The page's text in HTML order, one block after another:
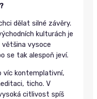
dělat silné závěry.
kulturách je
vysoce
se tak alespoň jeví.
víc kontemplativní,
ticho. V
citlivost spíš